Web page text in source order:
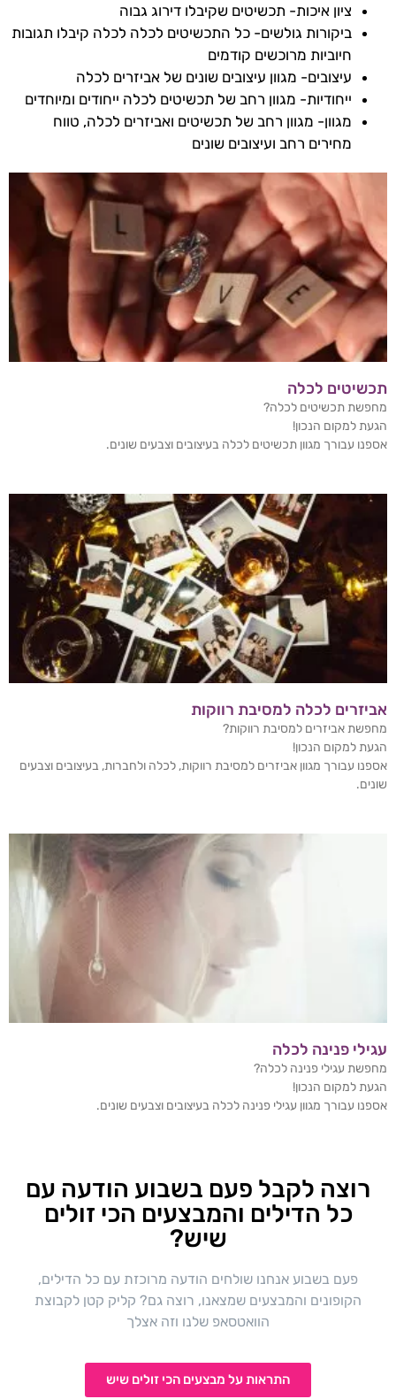
ציון איכות- תכשיטים שקיבלו דירוג גבוה
ביקורות גולשים- כל התכשיטים לכלה לכלה קיבלו תגובות
חיוביות מרוכשים קודמים
עיצובים- מגוון עיצובים שונים של אביזרים לכלה
ייחודיות- מגוון רחב של תכשיטים לכלה ייחודים ומיוחדים
מגוון- מגוון רחב של תכשיטים ואביזרים לכלה, טווח
מחירים רחב ועיצובים שונים
תכשיטים לכלה
מחפשת תכשיטים לכלה?
הגעת למקום הנכון!
אספנו עבורך מגוון תכשיטים לכלה בעיצובים וצבעים שונים.
אביזרים לכלה למסיבת רווקות
מחפשת אביזרים למסיבת רווקות?
הגעת למקום הנכון!
אספנו עבורך מגוון אביזרים למסיבת רווקות, לכלה ולחברות, בעיצובים וצבעים
שונים.
עגילי פנינה לכלה
מחפשת עגילי פנינה לכלה?
הגעת למקום הנכון!
אספנו עבורך מגוון עגילי פנינה לכלה בעיצובים וצבעים שונים.
רוצה לקבל פעם בשבוע הודעה עם
כל הדילים והמבצעים הכי זולים
שיש?
פעם בשבוע אנחנו שולחים הודעה מרוכזת עם כל הדילים,
הקופונים והמבצעים שמצאנו, רוצה גם? קליק קטן לקבוצת
הוואטסאפ שלנו וזה אצלך
התראות על מבצעים הכי זולים שיש